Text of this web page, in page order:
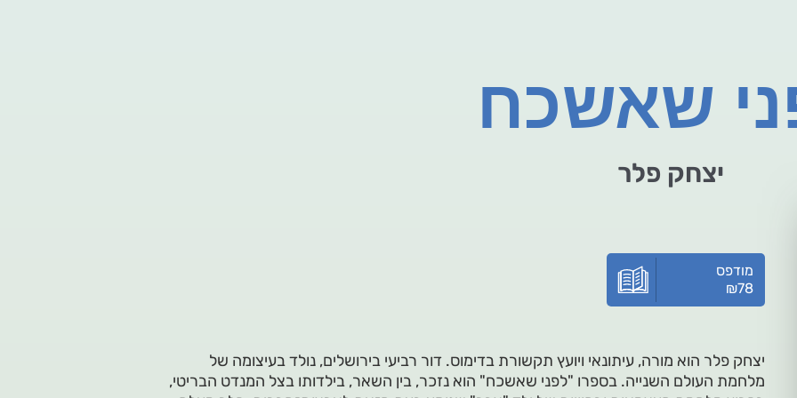
שאשכח
יצחק פלר
מודפס
₪78
יצחק פלר הוא מורה, עיתונאי ויועץ תקשורת בדימוס. דור רביעי בירושלים, נולד בעיצומה של
מלחמת העולם השנייה. בספרו "לפני שאשכח" הוא נזכר, בין השאר, בילדותו בצל המנדט הבריטי,